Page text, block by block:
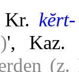
kĕrt-
',